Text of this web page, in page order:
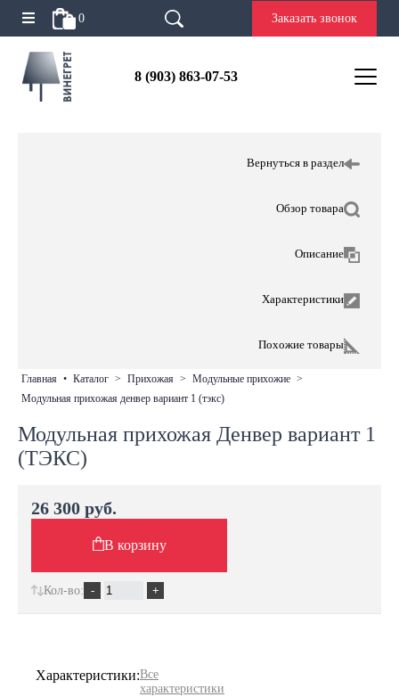
0 Заказать звонок
8 (903) 863-07-53
Вернуться в раздел
Обзор товара
Описание
Характеристики
Похожие товары
главная • каталог > прихожая > модульные прихожие >
модульная прихожая денвер вариант 1 (тэкс)
Модульная прихожая Денвер вариант 1
(ТЭКС)
Характеристики:Все
характеристики
26 300 руб.
В корзину
Кол-во: